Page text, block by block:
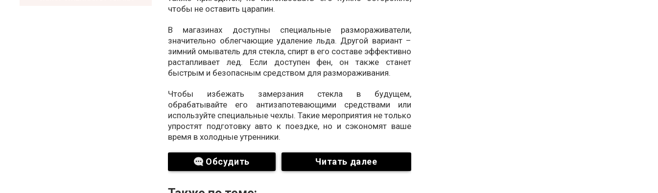
чтобы не оставить царапин.
В магазинах доступны специальные размораживатели,
значительно облегчающие удаление льда. Другой вариант –
зимний омыватель для стекла, спирт в его составе эффективно
растапливает лед. Если доступен фен, он также станет
быстрым и безопасным средством для размораживания.
Чтобы избежать замерзания стекла в будущем,
обрабатывайте его антизапотевающими средствами или
используйте специальные чехлы. Такие мероприятия не только
упростят подготовку авто к поездке, но и сэкономят ваше
время в холодные утренники.
Обсудить Читать далее